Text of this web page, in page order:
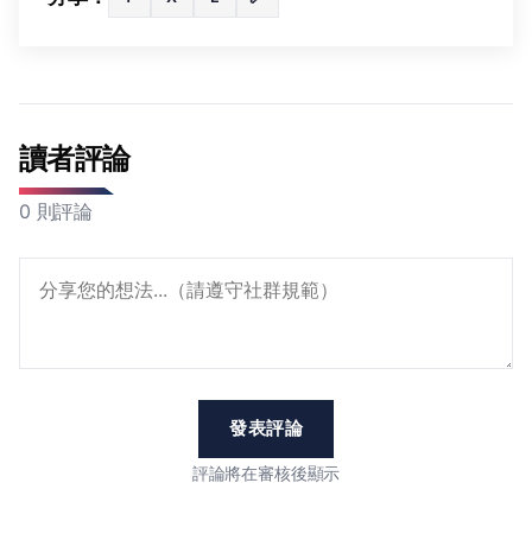
讀者評論
0 則評論
發表評論
評論將在審核後顯示